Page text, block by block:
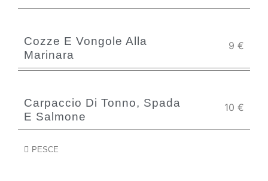
Cozze E Vongole Alla
Marinara
9 €
Carpaccio Di Tonno, Spada
E Salmone
10 €
PESCE